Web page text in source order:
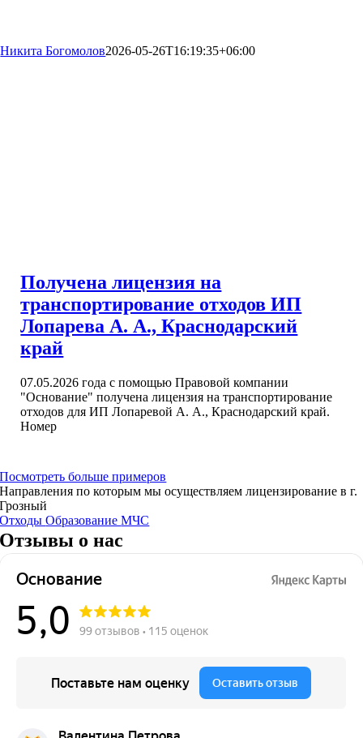
Никита Богомолов2026-05-26T16:19:35+06:00
Получена лицензия на
транспортирование отходов ИП
Лопарева А. А., Краснодарский
край
07.05.2026 года с помощью Правовой компании
"Основание" получена лицензия на транспортирование
отходов для ИП Лопаревой А. А., Краснодарский край.
Номер
Посмотреть больше примеров
Направления по которым мы осуществляем лицензирование в г.
Грозный
ОтходыОбразованиеМЧС
Отзывы о нас